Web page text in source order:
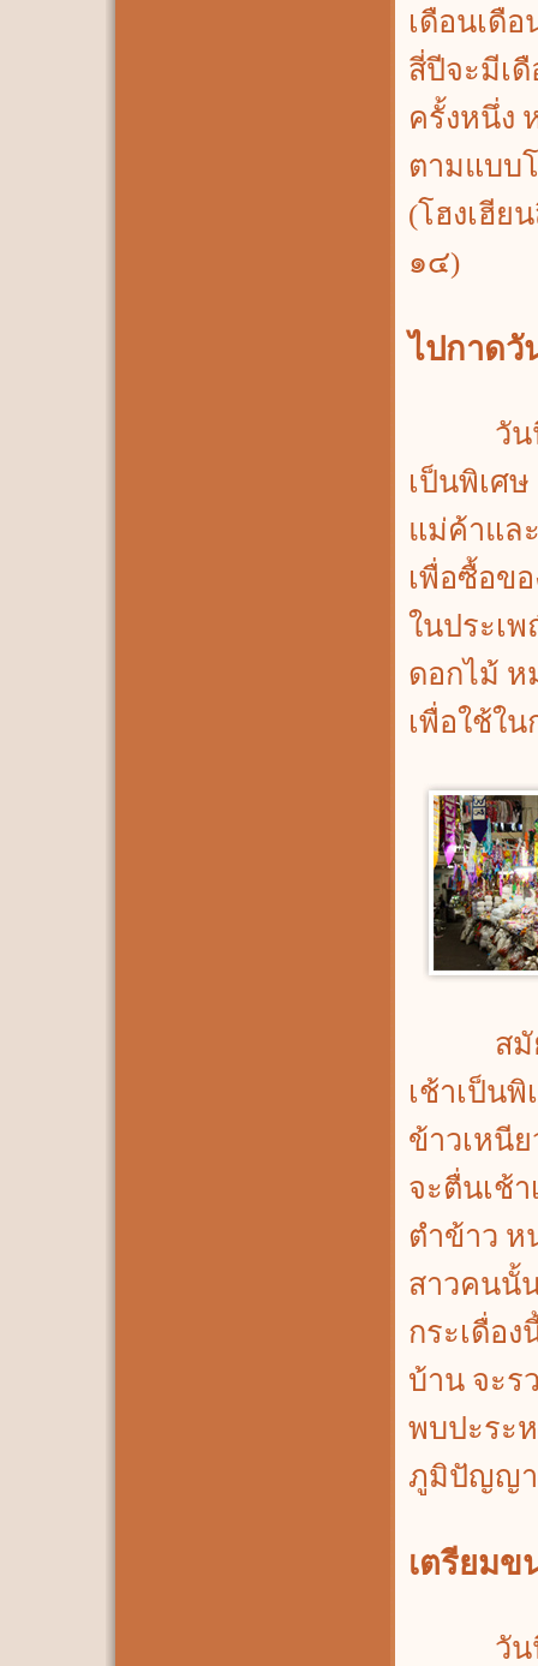
เดือนเดื
สี่ปีจะมีเ
ครั้งหนึ่ง
ตามแบบ
(โฮงเฮี
๑๔)
ไปกาดวั
วันนี้ตล
เป็นพิเศ
แม่ค้าแล
เพื่อซื้อข
ในประเ
ดอกไม้ ห
เพื่อใช้ใ
สมัยโ
เช้าเป็น
ข้าวเหนี
จะตื่นเช้
ตำข้าว ห
สาวคนนั้
กระเดื่อ
บ้าน จะร
พบปะระ
ภูมิปัญญา
เตรียมข
วันนี้ช่ว